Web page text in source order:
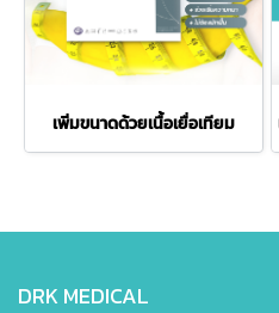
เพิ่มขนาดด้วยเนื้อเยื่อเทียม
DRK MEDICAL